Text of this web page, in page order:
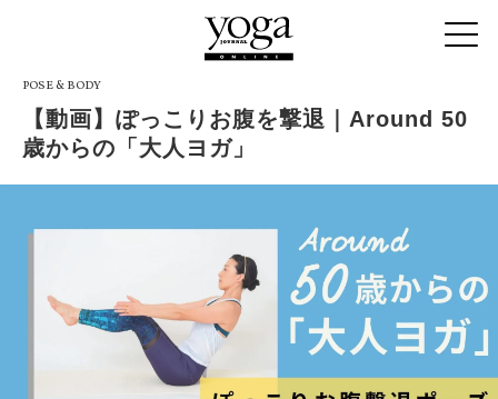
POSE & BODY
【動画】ぽっこりお腹を撃退｜Around 50
歳からの「大人ヨガ」